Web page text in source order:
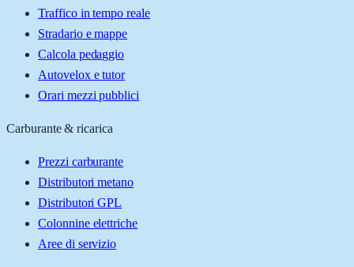
Traffico in tempo reale
Stradario e mappe
Calcola pedaggio
Autovelox e tutor
Orari mezzi pubblici
Carburante & ricarica
Prezzi carburante
Distributori metano
Distributori GPL
Colonnine elettriche
Aree di servizio